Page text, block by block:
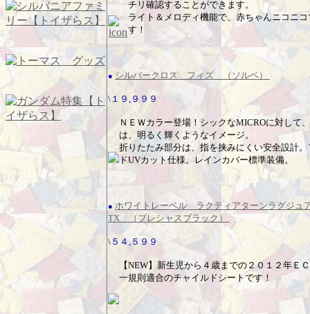
チリ確認することができます。
ライト＆メロディ機能で、赤ちゃんニコニコ
す！
● シルバークロス フィズ （ソルベ）
\１９,９９９
ＮＥＷカラー登場！シックなMICROに対して
は、明るく輝くようなイメージ。
折りたたみ部分は、指を挟みにくい安全設計。
ドUVカット仕様。レインカバー標準装備。
● ホワイトレーベル ラクティアターンラグジ
TX （プレシャスブラック）
\５４,５９９
【NEW】新生児から４歳までの２０１２年Ｅ
一規則適合のチャイルドシートです！